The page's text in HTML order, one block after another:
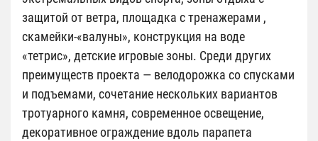
защитой от ветра, площадка с тренажерами ,
скамейки-«валуны», конструкция на воде
«тетрис», детские игровые зоны. Среди других
преимуществ проекта — велодорожка со спусками
и подъемами, сочетание нескольких вариантов
тротуарного камня, современное освещение,
декоративное ограждение вдоль парапета